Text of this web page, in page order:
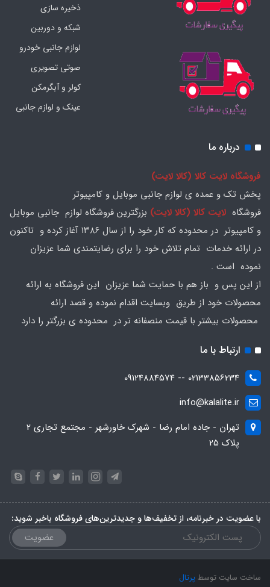
ذخیره سازی
شبکه و دوربین
لوازم جانبی خودرو
صوتی تصویری
کولر و آبگرمکن
عینک و لوازم جانبی
درباره ما
فروشگاه لایت کالا (کالا لایت)
پخش تک و عمده ی لوازم جانبی موبایل و کامپیوتر
فروشگاه لایت کالا (کالا لایت) بزرگترین فروشگاه لوازم جانبی موبایل
و کامپیوتر در محدوده که کار خود را از سال ۱۳۸۶ آغاز کرده و تاکنون
در ارائه خدمات تمام تلاش خود را برای رضایتمندی شما عزیزان
نموده است .
از این پس و باز هم با حمایت شما عزیزان این فروشگاه به ارائه
محصولات خود از طریق وبسایت اقدام نموده و قصد ارائه
محصولات بیشتر با قیمت منصفانه تر در محدوده ی بزرگتر را دارد
ارتباط با ما
02133856234 -- 09124884574
info@kalalite.ir
تهران - جاده امام رضا - شهرک خاورشهر - مجتمع تجاری 2
پلاک 25
با عضویت در خبرنامه، از تخفیف‌ها و جدیدترین‌های فروشگاه باخبر شوید:
عضویت
ساخت سایت توسطپرتال